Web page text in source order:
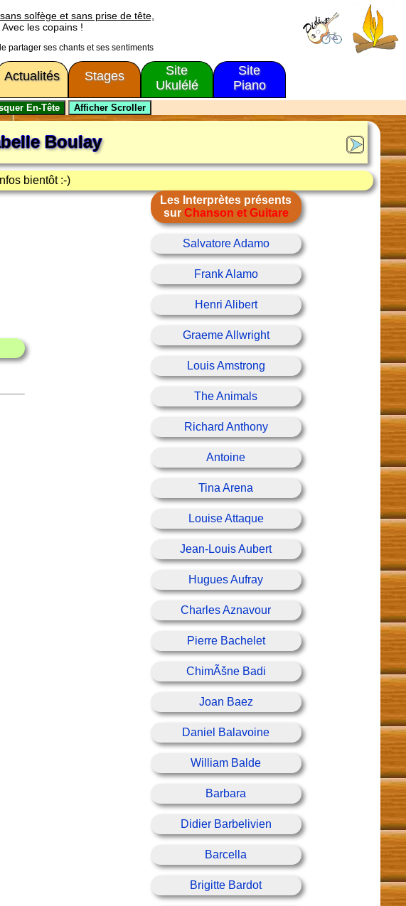
sans solfège et sans prise de tête,
les copains !
partager ses chants et ses sentiments
Actualités Stages
Site
Ukulélé
Site
Piano
Boulay
bientôt :-)
Les Interprètes présents
sur Chanson et Guitare
Salvatore Adamo
Frank Alamo
Henri Alibert
Graeme Allwright
Louis Amstrong
The Animals
Richard Anthony
Antoine
Tina Arena
Louise Attaque
Jean-Louis Aubert
Hugues Aufray
Charles Aznavour
Pierre Bachelet
ChimÃšne Badi
Joan Baez
Daniel Balavoine
William Balde
Barbara
Didier Barbelivien
Barcella
Brigitte Bardot